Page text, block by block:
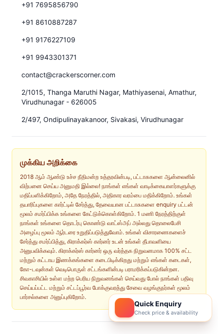
Quick Enquiry
Check price & availability
+91 7695856790
+91 8610887287
+91 9176227109
+91 9943301371
contact@crackerscorner.com
2/1015, Thanga Maruthi Nagar, Mathiyasenai, Amathur,
Virudhunagar - 626005
2/497, Ondipulinayakanoor, Sivakasi, Virudhunagar
முக்கிய அறிக்கை
2018 ஆம் ஆண்டு உச்ச நீதிமன்ற உத்தரவின்படி, பட்டாசுகளை ஆன்லைனில்
விற்பனை செய்ய அனுமதி இல்லை! நாங்கள் எங்கள் வாடிக்கையாளர்களுக்கு
மதிப்பளிக்கிறோம், அதே நேரத்தில், அதிகார வரம்பை மதிக்கிறோம். உங்கள்
தயாரிப்புகளை கார்ட்டில் சேர்த்து, தேவையான பட்டாசுகளை enquiry பட்டன்
மூலம் சமர்ப்பிக்க உங்களை கேட்டுக்கொள்கிறோம். 1 மணி நேரத்திற்குள்
நாங்கள் உங்களை தொடர்பு கொண்டு வாட்ஸ்அப் அல்லது தொலைபேசி
அழைப்பு மூலம் ஆர்டரை உறுதிப்படுத்துவோம். உங்கள் விசாரணைகளைச்
சேர்த்து சமர்ப்பித்து, கிராக்கர்ஸ் கார்னர் உடன் உங்கள் தீபாவளியை
அனுபவிக்கவும். கிராக்கர்ஸ் கார்னர் ஒரு வர்த்தக நிறுவனமாக 100% சட்ட
மற்றும் கட்டாய இணக்கங்களை கடைபிடிக்கிறது மற்றும் எங்கள் கடைகள்,
கோ-டவுன்கள் வெடிபொருள் சட்டங்களின்படி பராமரிக்கப்படுகின்றன.
சிவகாசியில் உள்ள மற்ற பெரிய நிறுவனங்கள் செய்வது போல் நாங்கள் பதிவு
செய்யப்பட்ட மற்றும் சட்டப்பூர்வ போக்குவரத்து சேவை வழங்குநர்கள் மூலம்
பார்சல்களை அனுப்புகிறோம்.